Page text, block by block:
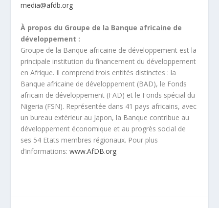
media@afdb.org
À propos du Groupe de la Banque africaine de
développement :
Groupe de la Banque africaine de développement est la
principale institution du financement du développement
en Afrique. Il comprend trois entités distinctes : la
Banque africaine de développement (BAD), le Fonds
africain de développement (FAD) et le Fonds spécial du
Nigeria (FSN). Représentée dans 41 pays africains, avec
un bureau extérieur au Japon, la Banque contribue au
développement économique et au progrès social de
ses 54 Etats membres régionaux. Pour plus
d’informations:www.AfDB.org